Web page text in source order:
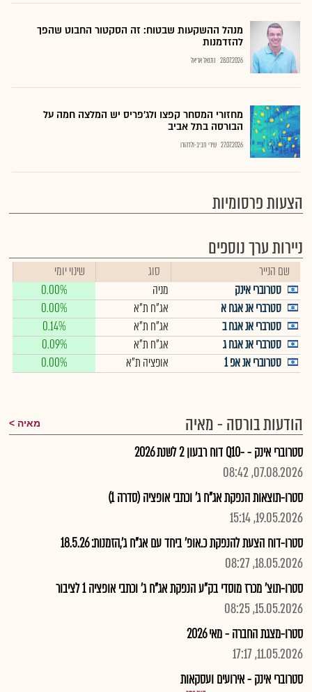
מנהל ההשקעות שבטוח: זה הסקטור החבוט שהפך
להזדמנות
28.07.2026 נתנאל אריאל
מחזורי המסחר קפצו ולג'פריס יש המלצה חמה על
הבורסה בתל אביב
27.07.2026 שירי חביב-ולדהורן
הצעות פרסומיות
ניירות ערך נוספים
שם הנייר סוג
שינוי יומי
סטרוברי אינק
מניה
0.00%
סטרברי אנ אגח א
אג"ח ת"א
0.00%
סטרברי אנ אגח ב
אג"ח ת"א
0.14%
סטרברי אנ אגח ג
אג"ח ת"א
0.09%
סטרוברי אנ אפ 1
אופציה ת"א 0.00%
הודעות בורסה - מאיה מאיה
סטרוברי אינק - -Q10 דוח רבעון 2 לשנת 2026
07.08.2026, 08:42
סטרו-תוצאות הנפקת אג"ח ג' וכתבי אופציה (סדרה 1)
19.05.2026, 15:14
סטרו-דוח הצעת להנפקת כ.אופ' ביחד עם אג"ח ג',הזמנות: 18.5.26
18.05.2026, 08:27
סטרו-תוצ' מכרז מוסדי בק"ע הנפקת אג"ח ג' וכתבי אופציה 1 לציבור
15.05.2026, 08:25
סטרו-מצגת החברה - מאי 2026
11.05.2026, 17:17
סטרוברי אינק - אירועים ועסקאות